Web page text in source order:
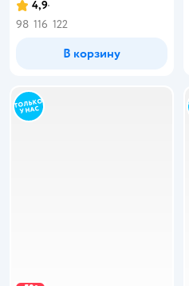
4,9
98 116 122
В корзину